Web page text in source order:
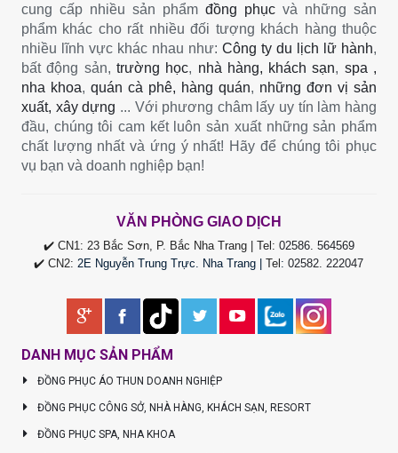
cung cấp nhiều sản phẩm đồng phục và những sản
phẩm khác cho rất nhiều đối tượng khách hàng thuộc
nhiều lĩnh vực khác nhau như: Công ty du lịch lữ hành,
bất động sản, trường học, nhà hàng, khách sạn, spa ,
nha khoa, quán cà phê, hàng quán, những đơn vị sản
xuất, xây dựng ... Với phương châm lấy uy tín làm hàng
đầu, chúng tôi cam kết luôn sản xuất những sản phẩm
chất lượng nhất và ứng ý nhất! Hãy để chúng tôi phục
vụ bạn và doanh nghiệp bạn!
VĂN PHÒNG GIAO DỊCH
✔️ CN1: 23 Bắc Sơn, P. Bắc Nha Trang | Tel: 02586. 564569
✔️ CN2: 2E Nguyễn Trung Trực. Nha Trang |Tel :02582. 222047
DANH MỤC SẢN PHẨM
ĐỒNG PHỤC ÁO THUN DOANH NGHIỆP
ĐỒNG PHỤC CÔNG SỞ, NHÀ HÀNG, KHÁCH SẠN, RESORT
ĐỒNG PHỤC SPA, NHA KHOA